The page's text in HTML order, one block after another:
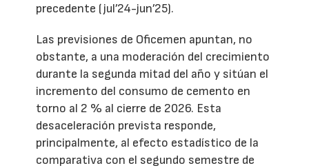
precedente (jul’24-jun’25).
Las previsiones de Oficemen apuntan, no
obstante, a una moderación del crecimiento
durante la segunda mitad del año y sitúan el
incremento del consumo de cemento en
torno al 2 % al cierre de 2026. Esta
desaceleración prevista responde,
principalmente, al efecto estadístico de la
comparativa con el segundo semestre de